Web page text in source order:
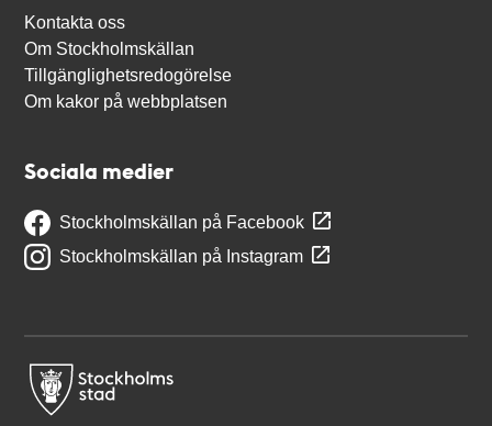
Kontakta oss
Om Stockholmskällan
Tillgänglighetsredogörelse
Om kakor på webbplatsen
Sociala medier
Stockholmskällan på Facebook
Stockholmskällan på Instagram